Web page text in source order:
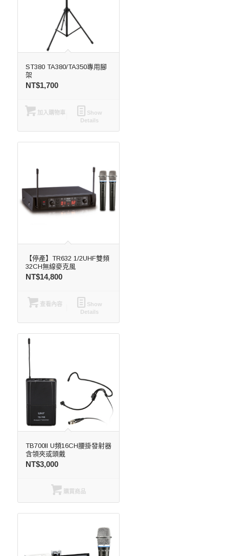
ST380 TA380/TA350專用腳
架
NT$1,700
加入購物車
Show
Details
【停產】TR632 1/2UHF雙頻
32CH無線麥克風
NT$14,800
查看內容
Show
Details
TB700II U頻16CH腰掛發射器
含領夾或頭戴
NT$3,000
購買商品